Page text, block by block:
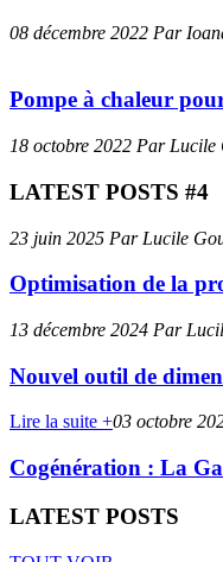
08 décembre 2022 Par
Pompe à chaleur
18 octobre 2022 Par Lucile
LATEST POSTS #4
23 juin 2025 Par Lucile
Optimisation de la
13 décembre 2024 Par
Nouvel outil de
Lire la suite +03 octobre
Cogénération : La
LATEST POSTS